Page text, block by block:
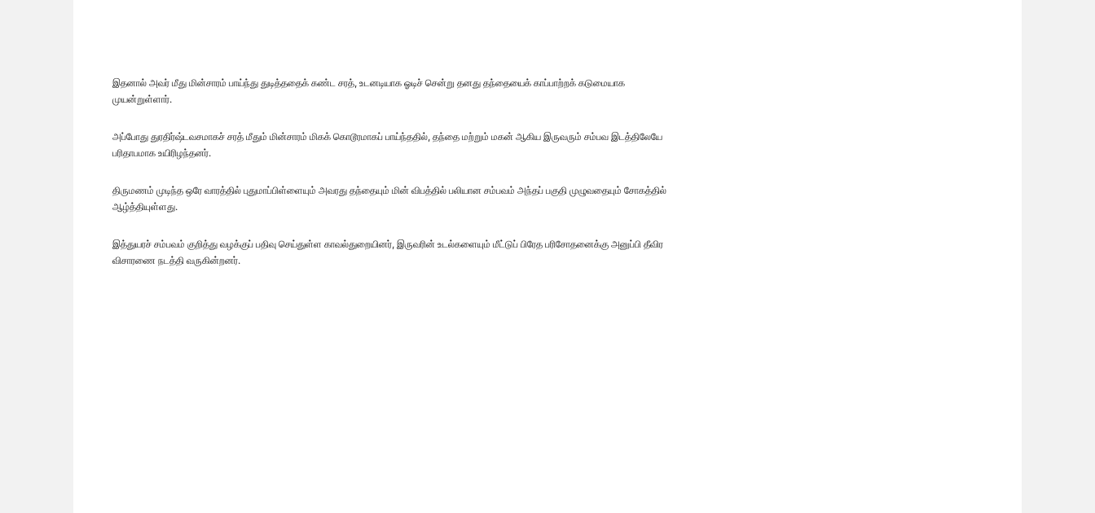
இதனால் அவர் மீது மின்சாரம் பாய்ந்து துடித்ததைக் கண்ட சரத், உடனடியாக ஓடிச் சென்று தனது தந்தையைக் காப்பாற்றக் கடுமையாக
முயன்றுள்ளார்.
அப்போது துரதிர்ஷ்டவசமாகச் சரத் மீதும் மின்சாரம் மிகக் கொடூரமாகப் பாய்ந்ததில், தந்தை மற்றும் மகன் ஆகிய இருவரும் சம்பவ இடத்திலேயே
பரிதாபமாக உயிரிழந்தனர்.
திருமணம் முடிந்த ஒரே வாரத்தில் புதுமாப்பிள்ளையும் அவரது தந்தையும் மின் விபத்தில் பலியான சம்பவம் அந்தப் பகுதி முழுவதையும் சோகத்தில்
ஆழ்த்தியுள்ளது.
இத்துயரச் சம்பவம் குறித்து வழக்குப் பதிவு செய்துள்ள காவல்துறையினர், இருவரின் உடல்களையும் மீட்டுப் பிரேத பரிசோதனைக்கு அனுப்பி தீவிர
விசாரணை நடத்தி வருகின்றனர்.